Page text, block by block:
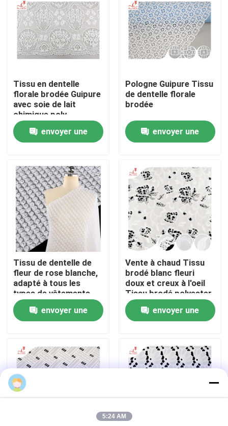
Maison
Au sujet de nous
Visite d'usine
Contrôle de qualité
Contactez-nous
Demandez une citation
Exhibition Information
tissu brodé de dentelle
équilibre brodé de dentelle
Tissu en dentelle
florale brodée Guipure
avec soie de lait
chimique poly
envoyer une
Pologne Guipure Tissu
de dentelle florale
brodée
envoyer une
Tissu de dentelle de
fleur de rose blanche,
adapté à tous les
types de vêtements,
support de tissus sur
mesure.envoyer une
Vente à chaud Tissu
brodé blanc fleuri
doux et creux à l'oeil
Tissu brodé polyester
envoyer une
5:24 AM